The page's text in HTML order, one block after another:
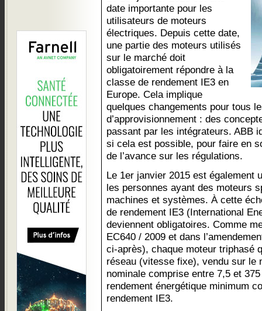
date importante pour les
utilisateurs de moteurs
électriques. Depuis cette date,
une partie des moteurs utilisés
sur le marché doit
obligatoirement répondre à la
classe de rendement IE3 en
Europe. Cela implique
quelques changements pour tous
d’approvisionnement : des
passant par les intégrateurs. ABB
si cela est possible, pour faire en
de l’avance sur les régulations.
Le 1er janvier 2015 est également
les personnes ayant des moteurs
machines et systèmes. À cette
de rendement IE3 (International
deviennent obligatoires. Comme
EC640 / 2009 et dans
ci-après), chaque moteur triphasé
réseau (vitesse fixe), vendu sur le
nominale comprise entre 7,5 et
rendement énergétique minimum
rendement IE3.